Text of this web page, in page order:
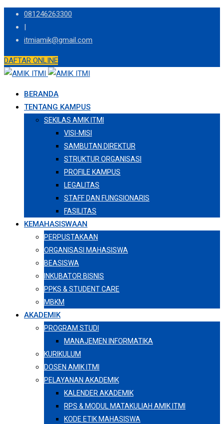
Skip
content
081246263300
|
itmiamik@gmail.com
DAFTAR ONLINE
BERANDA
TENTANG KAMPUS
SEKILAS AMIK ITMI
VISI-MISI
SAMBUTAN DIREKTUR
STRUKTUR ORGANISASI
PROFILE KAMPUS
LEGALITAS
STAFF DAN FUNGSIONARIS
FASILITAS
KEMAHASISWAAN
PERPUSTAKAAN
ORGANISASI MAHASISWA
BEASISWA
INKUBATOR BISNIS
PPKS & STUDENT CARE
MBKM
AKADEMIK
PROGRAM STUDI
MANAJEMEN INFORMATIKA
KURIKULUM
DOSEN AMIK ITMI
PELAYANAN AKADEMIK
KALENDER AKADEMIK
RPS & MODUL MATAKULIAH AMIK ITMI
KODE ETIK MAHASISWA